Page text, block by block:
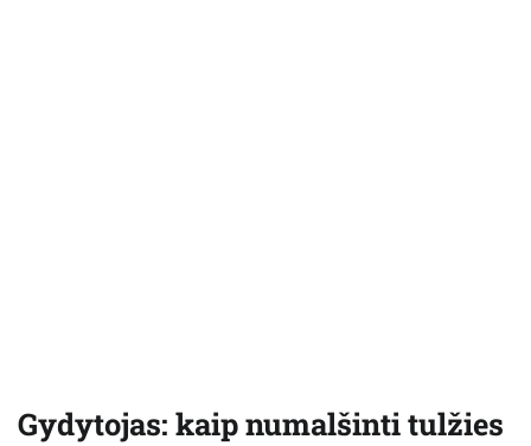
Gydytojas: kaip numalšinti tulžies